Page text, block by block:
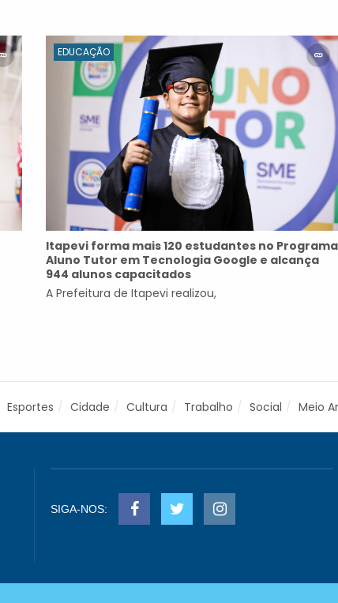
EDUCAÇÃO
Itapevi forma mais 120 estudantes no Programa
Aluno Tutor em Tecnologia Google e alcança
944 alunos capacitados
A Prefeitura de Itapevi realizou,
Esportes Cidade Cultura Trabalho Social Meio
SIGA-NOS: